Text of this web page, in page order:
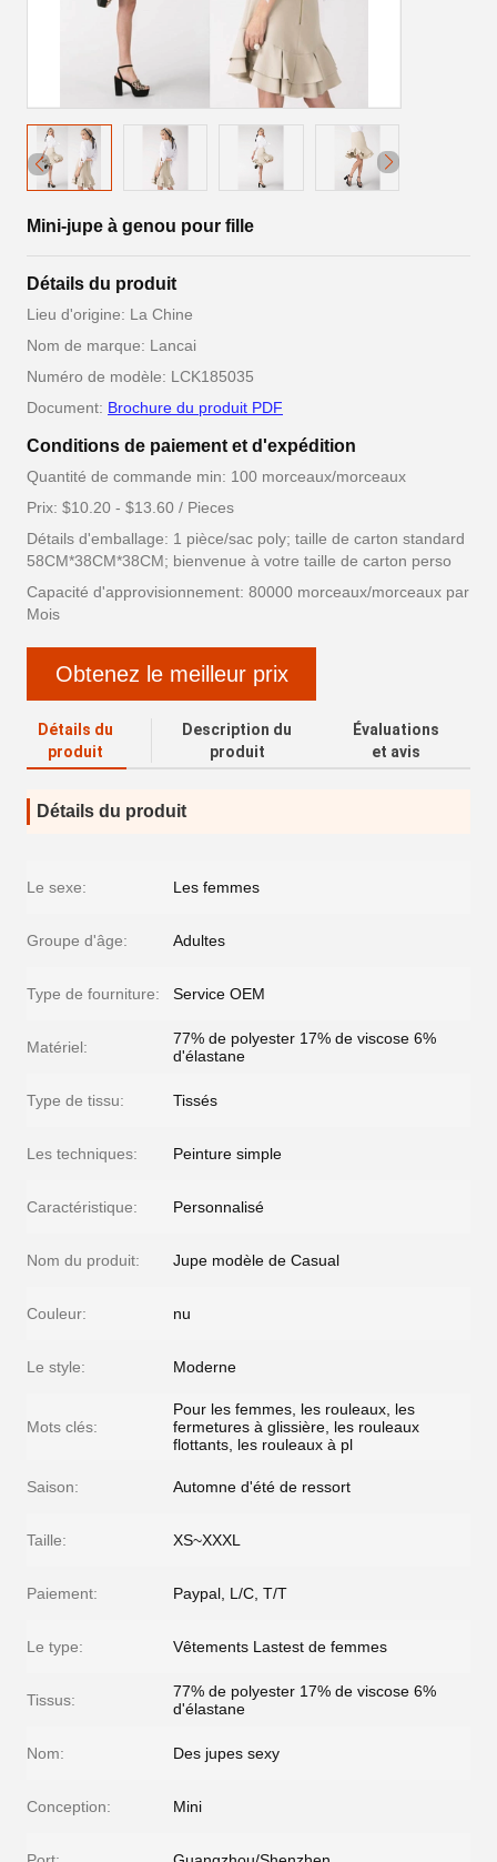
Mini-jupe à genou pour fille
Détails du produit
Lieu d'origine: La Chine
Nom de marque: Lancai
Numéro de modèle: LCK185035
Document: Brochure du produit PDF
Conditions de paiement et d'expédition
Quantité de commande min: 100 morceaux/morceaux
Prix: $10.20 - $13.60 / Pieces
Détails d'emballage: 1 pièce/sac poly; taille de carton standard
58CM*38CM*38CM; bienvenue à votre taille de carton perso
Capacité d'approvisionnement: 80000 morceaux/morceaux par
Mois
Obtenez le meilleur prix
Détails du
produit
Description du
produit
Évaluations
et avis
Détails du produit
Le sexe: Les femmes
Groupe d'âge: Adultes
Type de fourniture: Service OEM
Matériel:
77% de polyester 17% de viscose 6%
d'élastane
Type de tissu: Tissés
Les techniques: Peinture simple
Caractéristique: Personnalisé
Nom du produit: Jupe modèle de Casual
Couleur: nu
Le style: Moderne
Mots clés:
Pour les femmes, les rouleaux, les
fermetures à glissière, les rouleaux
flottants, les rouleaux à pl
Saison: Automne d'été de ressort
Taille: XS~XXXL
Paiement: Paypal, L/C, T/T
Le type: Vêtements Lastest de femmes
Tissus:
77% de polyester 17% de viscose 6%
d'élastane
Nom: Des jupes sexy
Conception: Mini